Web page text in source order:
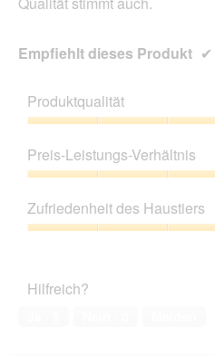
Empfiehlt dieses Produkt ✔
Produktqualität
5
von
5
Preis-Leistungs-Verhältnis
Leistungs-
Verhältnis,
5
Zufriedenheit des Haustiers
5
Hilfreich?